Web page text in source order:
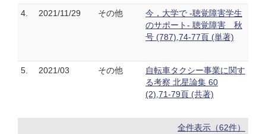
4. 2021/11/29 その他
今，大学で -聴覚障害学生
のサポート- 聴覚障害 秋
号 (787),74-77頁 (単著)
5. 2021/03 その他
自転車タクシー事業に関す
る考察 北星論集 60
(2),71-79頁 (共著)
全件表示（62件）